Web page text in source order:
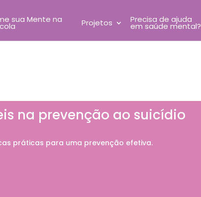
sua Mente na Projetos Precisa de ajuda
em saúde mental?
na prevenção ao suicídio
práticas para uma prevenção efetiva.